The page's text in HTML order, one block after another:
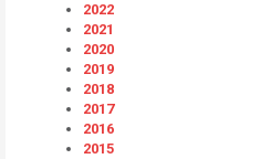
2022
2021
2020
2019
2018
2017
2016
2015